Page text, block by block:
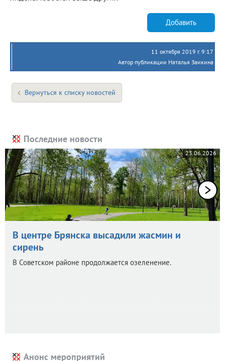
Добавить
11 октября 2019 г. 9:17
Автор публикации Наталья Заикина
Вернуться к списку новостей
Последние новости
23.06.2026
В центре Брянска высадили жасмин и
сирень
В Советском районе продолжается озеленение.
Анонс мероприятий